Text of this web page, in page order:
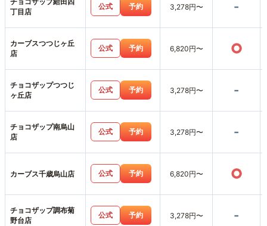
丁目店
公式 予約 3,278円〜 -
カーブスつつじヶ丘
店
公式 予約 6,820円〜 ○
チョコザップつつじ
ヶ丘店
公式 予約 3,278円〜 -
チョコザップ南烏山
店
公式 予約 3,278円〜 -
カーブス千歳烏山店 公式 予約 6,820円〜 ○
チョコザップ調布菊
野台店
公式 予約 3,278円〜 -